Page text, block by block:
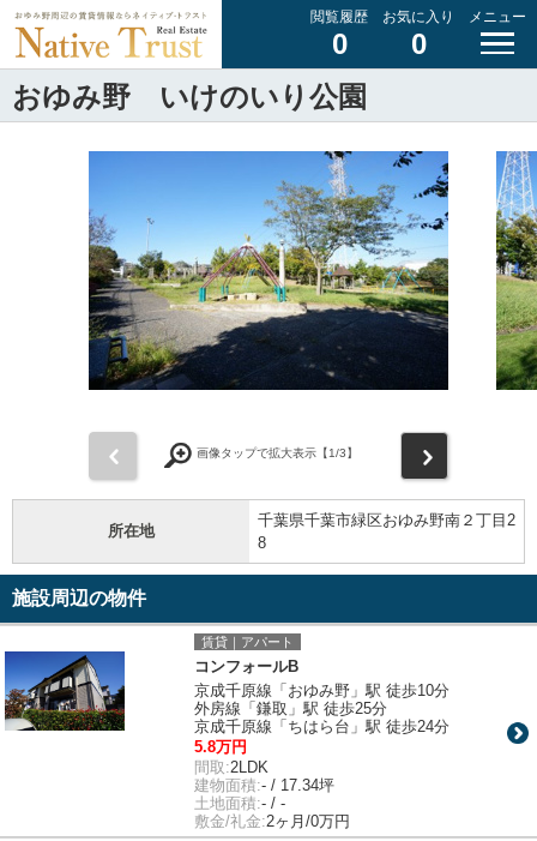
閲覧履歴
0
お気に入り
0
メニュー
おゆみ野 いけのいり公園
画像タップで拡大表示【1/3】
所在地
千葉県千葉市緑区おゆみ野南２丁目2
8
施設周辺の物件
賃貸｜アパート
コンフォールB
京成千原線「おゆみ野」駅 徒歩10分
外房線「鎌取」駅 徒歩25分
京成千原線「ちはら台」駅 徒歩24分
5.8万円
間取:2LDK
建物面積:- / 17.34坪
土地面積:- / -
敷金/礼金:2ヶ月/0万円